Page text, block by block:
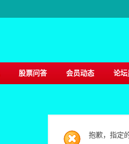
股票问答 会员动态 论坛
抱歉，指定